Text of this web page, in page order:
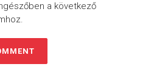
a következő